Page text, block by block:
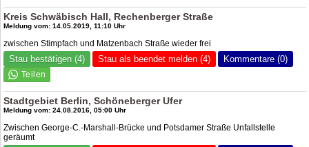
Kreis Schwäbisch Hall, Rechenberger Straße
Meldung vom: 14.05.2019, 11:10 Uhr
zwischen Stimpfach und Matzenbach Straße wieder frei
Stau bestätigen (4) Stau als beendet melden (4) Kommentare (0)
Stadtgebiet Berlin, Schöneberger Ufer
Meldung vom: 24.08.2016, 05:00 Uhr
Zwischen George-C.-Marshall-Brücke und Potsdamer Straße Unfallstelle
geräumt